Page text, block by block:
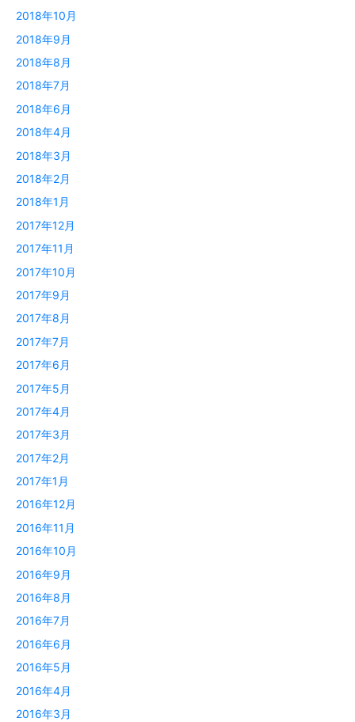
2018年10月
2018年9月
2018年8月
2018年7月
2018年6月
2018年4月
2018年3月
2018年2月
2018年1月
2017年12月
2017年11月
2017年10月
2017年9月
2017年8月
2017年7月
2017年6月
2017年5月
2017年4月
2017年3月
2017年2月
2017年1月
2016年12月
2016年11月
2016年10月
2016年9月
2016年8月
2016年7月
2016年6月
2016年5月
2016年4月
2016年3月